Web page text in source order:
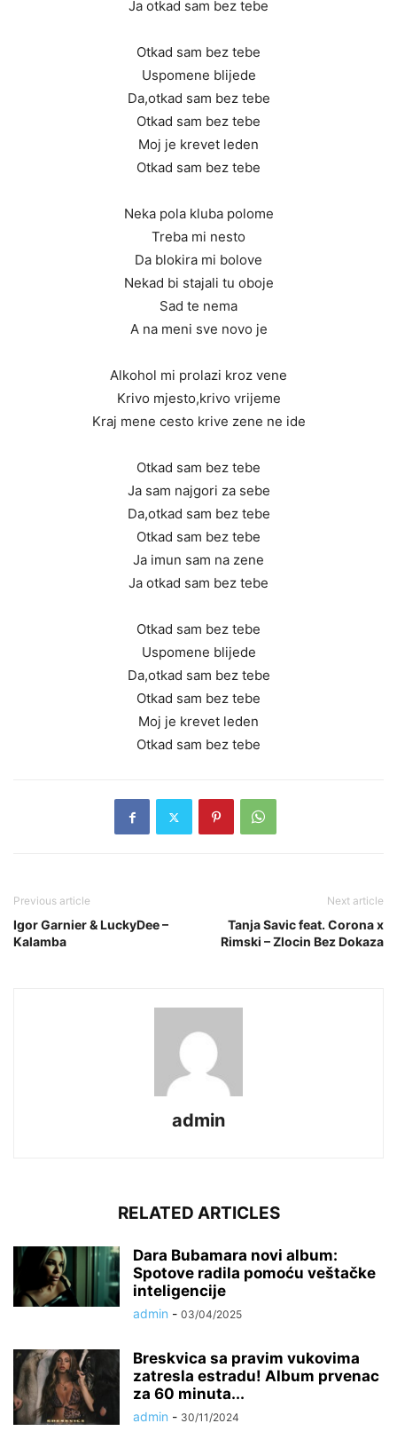
Ja otkad sam bez tebe
Otkad sam bez tebe
Uspomene blijede
Da,otkad sam bez tebe
Otkad sam bez tebe
Moj je krevet leden
Otkad sam bez tebe
Neka pola kluba polome
Treba mi nesto
Da blokira mi bolove
Nekad bi stajali tu oboje
Sad te nema
A na meni sve novo je
Alkohol mi prolazi kroz vene
Krivo mjesto,krivo vrijeme
Kraj mene cesto krive zene ne ide
Otkad sam bez tebe
Ja sam najgori za sebe
Da,otkad sam bez tebe
Otkad sam bez tebe
Ja imun sam na zene
Ja otkad sam bez tebe
Otkad sam bez tebe
Uspomene blijede
Da,otkad sam bez tebe
Otkad sam bez tebe
Moj je krevet leden
Otkad sam bez tebe
Previous article
Igor Garnier & LuckyDee –
Kalamba
Next article
Tanja Savic feat. Corona x
Rimski – Zlocin Bez Dokaza
admin
RELATED ARTICLES
Dara Bubamara novi album:
Spotove radila pomoću veštačke
inteligencije
admin - 03/04/2025
Breskvica sa pravim vukovima
zatresla estradu! Album prvenac
za 60 minuta...
admin - 30/11/2024